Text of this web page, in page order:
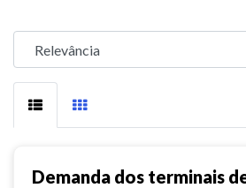
Demanda dos terminais